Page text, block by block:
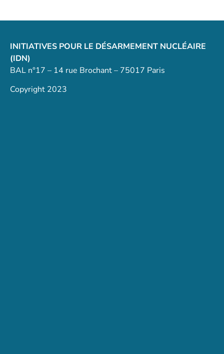
INITIATIVES POUR LE DÉSARMEMENT NUCLÉAIRE
(IDN)
BAL n°17 – 14 rue Brochant – 75017 Paris
Copyright 2023